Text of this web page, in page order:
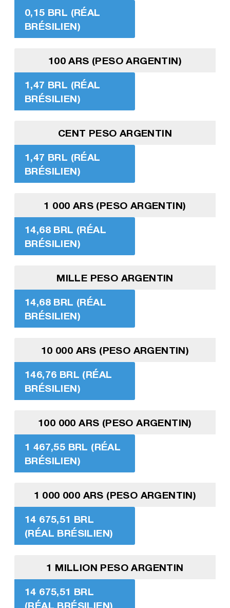
0,15 BRL (RÉAL
BRÉSILIEN)
100 ARS (PESO ARGENTIN)
1,47 BRL (RÉAL
BRÉSILIEN)
CENT PESO ARGENTIN
1,47 BRL (RÉAL
BRÉSILIEN)
1 000 ARS (PESO ARGENTIN)
14,68 BRL (RÉAL
BRÉSILIEN)
MILLE PESO ARGENTIN
14,68 BRL (RÉAL
BRÉSILIEN)
10 000 ARS (PESO ARGENTIN)
146,76 BRL (RÉAL
BRÉSILIEN)
100 000 ARS (PESO ARGENTIN)
1 467,55 BRL (RÉAL
BRÉSILIEN)
1 000 000 ARS (PESO ARGENTIN)
14 675,51 BRL
(RÉAL BRÉSILIEN)
1 MILLION PESO ARGENTIN
14 675,51 BRL
(RÉAL BRÉSILIEN)